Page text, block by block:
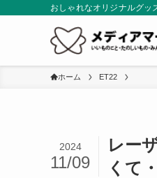
おしゃれなオリジナルグッ
ホーム ET22
レー
くて
2024
11/09